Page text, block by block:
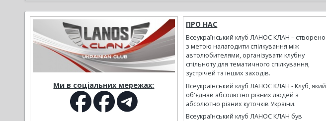
Ми в соціальних мережах:
ПРО НАС
Всеукраїнський клуб ЛАНОС КЛАН – створено
з метою налагодити спілкування між
автолюбителями, організувати клубну
спільноту для тематичного спілкування,
зустрічей та інших заходів.
Всеукраїнський клуб ЛАНОС КЛАН - Клуб, який
об'єднав абсолютно різних людей з
абсолютно різних куточків України.
Всеукраїнський клуб ЛАНОС КЛАН був